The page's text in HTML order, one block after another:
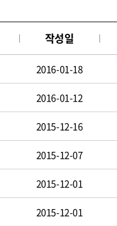
작성일
2016-01-18
2016-01-12
2015-12-16
2015-12-07
2015-12-01
2015-12-01